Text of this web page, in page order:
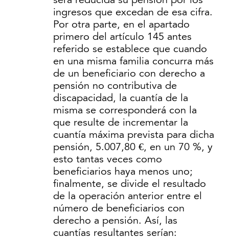
ingresos que excedan de esa cifra.
Por otra parte, en el apartado
primero del artículo 145 antes
referido se establece que cuando
en una misma familia concurra más
de un beneficiario con derecho a
pensión no contributiva de
discapacidad, la cuantía de la
misma se corresponderá con la
que resulte de incrementar la
cuantía máxima prevista para dicha
pensión, 5.007,80 €, en un 70 %, y
esto tantas veces como
beneficiarios haya menos uno;
finalmente, se divide el resultado
de la operación anterior entre el
número de beneficiarios con
derecho a pensión. Así, las
cuantías resultantes serían: